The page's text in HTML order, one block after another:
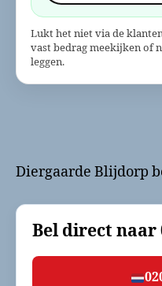
Lukt het niet via de
vast bedrag meekijken of
leggen.
Diergaarde Blijdorp
Bel direct naar